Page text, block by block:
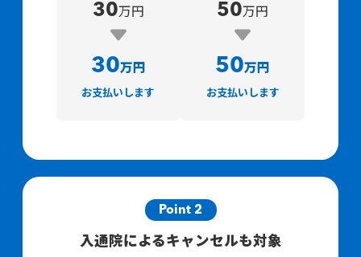
30万円
30万円
お支払いします
50万円
50万円
お支払いします
Point 2
入通院によるキャンセルも対象